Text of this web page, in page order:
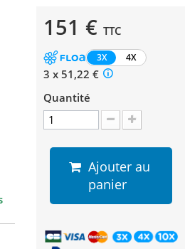
151 € TTC
3X 4X
3 x 51,22 €
Quantité
Ajouter au
panier